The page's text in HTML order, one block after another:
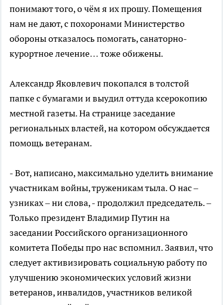
понимают того, о чём я их прошу. Помещения
нам не дают, с похоронами Министерство
обороны отказалось помогать, санаторно-
курортное лечение… тоже обижены.
Александр Яковлевич покопался в толстой
папке с бумагами и выудил оттуда ксерокопию
местной газеты. На странице заседание
региональных властей, на котором обсуждается
помощь ветеранам.
- Вот, написано, максимально уделить внимание
участникам войны, труженикам тыла. О нас –
узниках – ни слова, - продолжил председатель. –
Только президент Владимир Путин на
заседании Российского организационного
комитета Победы про нас вспомнил. Заявил, что
следует активизировать социальную работу по
улучшению экономических условий жизни
ветеранов, инвалидов, участников великой